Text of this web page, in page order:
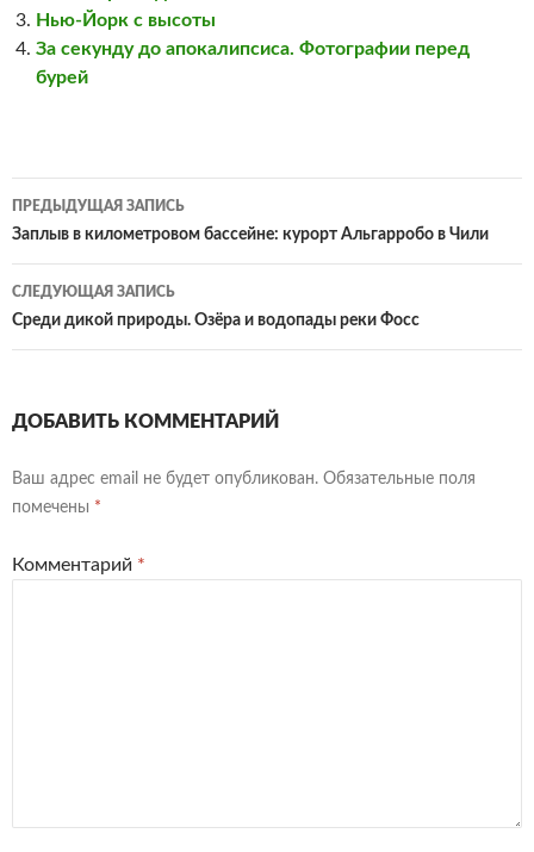
Нью-Йорк с высоты
За секунду до апокалипсиса. Фотографии перед
бурей
Навигация
по
записям
ПРЕДЫДУЩАЯ ЗАПИСЬ
Заплыв в километровом бассейне: курорт Альгарробо в Чили
СЛЕДУЮЩАЯ ЗАПИСЬ
Среди дикой природы. Озёра и водопады реки Фосс
ДОБАВИТЬ КОММЕНТАРИЙ
Ваш адрес email не будет опубликован. Обязательные поля
помечены *
Комментарий *